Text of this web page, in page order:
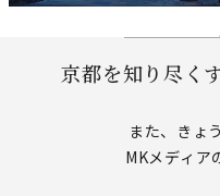
京都を知り尽く
また、きょ
MKメディア